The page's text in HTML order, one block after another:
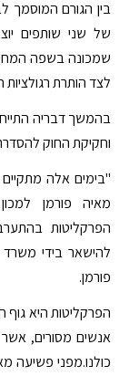
בין הגורם המוסמך
של שני שותפים
שמכונה בשפה
לצד הותרת רגולציות
בהמשך דבריה
וחקיקת החוק
"בימים אלה מתקיים
מאיה פורמן
הפרקליטות
להישאר בידי משרד
פורמן.
הפרקליטות היא גוף
אנשים מסורים,
כולנו.מפני פשיעה